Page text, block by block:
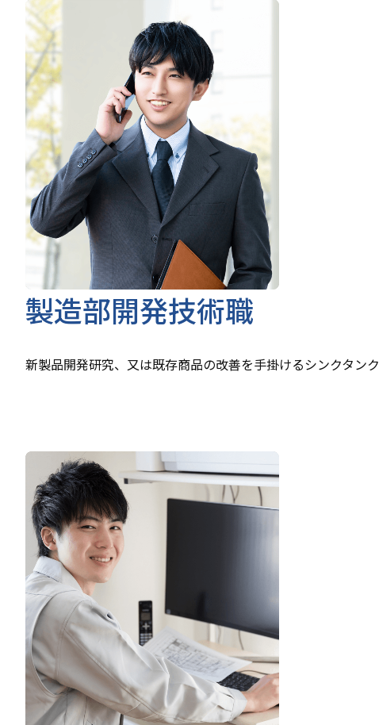
製造部開発技術職
新製品開発研究、又は既存商品の改善を手掛けるシンクタンク